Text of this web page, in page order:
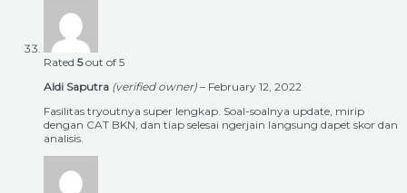
Rated 5out of 5
Aldi Saputra (verified owner) – February 12, 2022
Fasilitas tryoutnya super lengkap. Soal-soalnya update, mirip
dengan CAT BKN, dan tiap selesai ngerjain langsung dapet skor dan
analisis.